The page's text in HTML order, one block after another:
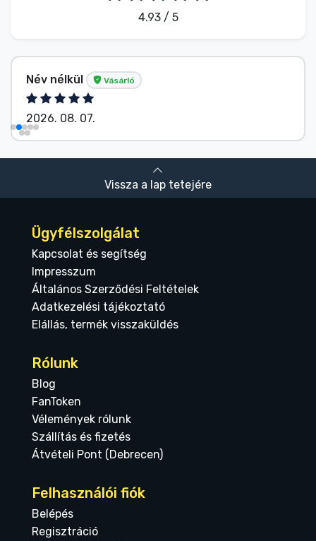
4.93 / 5
Név nélkül Vásárló
2026. 08. 07.
Vissza a lap tetejére
Ügyfélszolgálat
Kapcsolat és segítség
Impresszum
Általános Szerződési Feltételek
Adatkezelési tájékoztató
Elállás, termék visszaküldés
Rólunk
Blog
FanToken
Vélemények rólunk
Szállítás és fizetés
Átvételi Pont (Debrecen)
Felhasználói fiók
Belépés
Regisztráció